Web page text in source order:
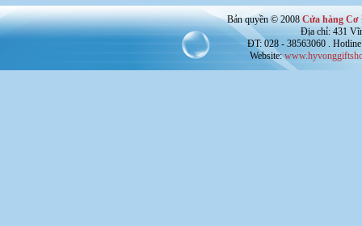
Bản quyền © 2008 Cửa hàng Cơ
Địa chỉ: 431
ĐT: 028 - 38563060 .
Website: